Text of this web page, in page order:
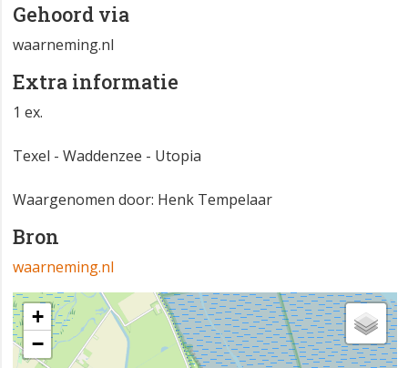
Gehoord via
waarneming.nl
Extra informatie
1 ex.
Texel - Waddenzee - Utopia
Waargenomen door: Henk Tempelaar
Bron
waarneming.nl
+
−